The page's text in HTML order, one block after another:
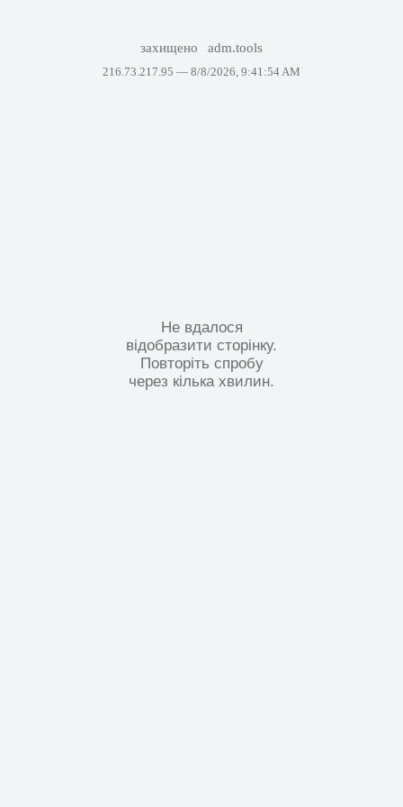
захищено adm.tools
216.73.217.95 — 8/8/2026, 9:41:54 AM
Не вдалося
відобразити сторінку.
Повторіть спробу
через кілька хвилин.